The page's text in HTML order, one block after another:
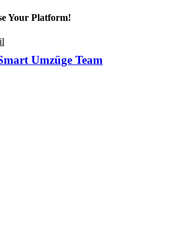
Your Platform!
Umzüge Team